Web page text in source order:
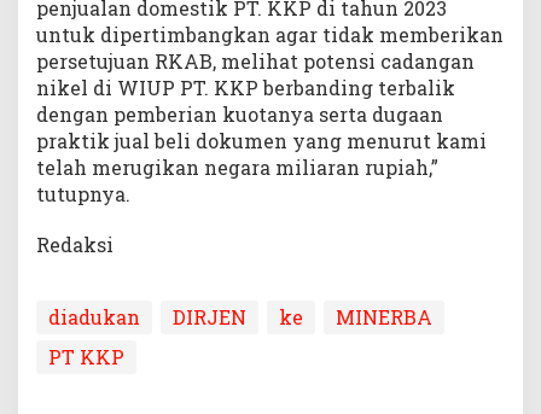
penjualan domestik PT. KKP di tahun 2023
untuk dipertimbangkan agar tidak memberikan
persetujuan RKAB, melihat potensi cadangan
nikel di WIUP PT. KKP berbanding terbalik
dengan pemberian kuotanya serta dugaan
praktik jual beli dokumen yang menurut kami
telah merugikan negara miliaran rupiah,”
tutupnya.
Redaksi
diadukan DIRJEN ke
MINERBA
PT KKP